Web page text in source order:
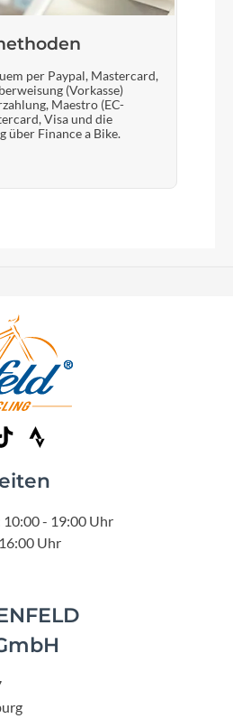
per Paypal, Mastercard,
(Vorkasse)
Maestro (EC-
Visa und die
über Finance a Bike.
- 19:00 Uhr
Uhr